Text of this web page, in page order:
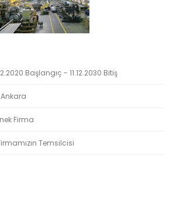
Başlangıç - 11.12.2030 Bitiş
Firma
Temsilcisi